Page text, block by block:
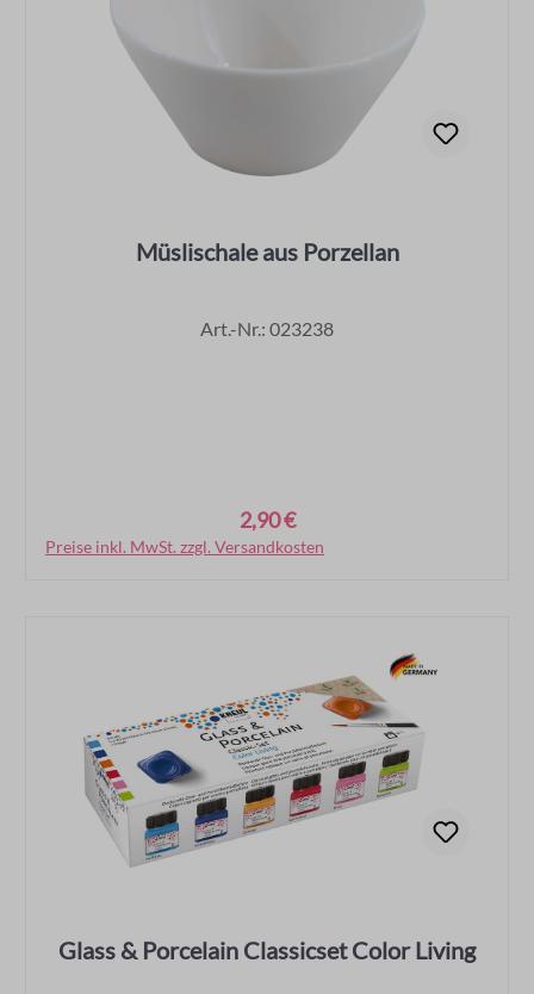
Müslischale aus Porzellan
Art.-Nr.: 023238
2,90 €
Preise inkl. MwSt. zzgl. Versandkosten
In den Warenkorb
Glass & Porcelain Classicset Color Living